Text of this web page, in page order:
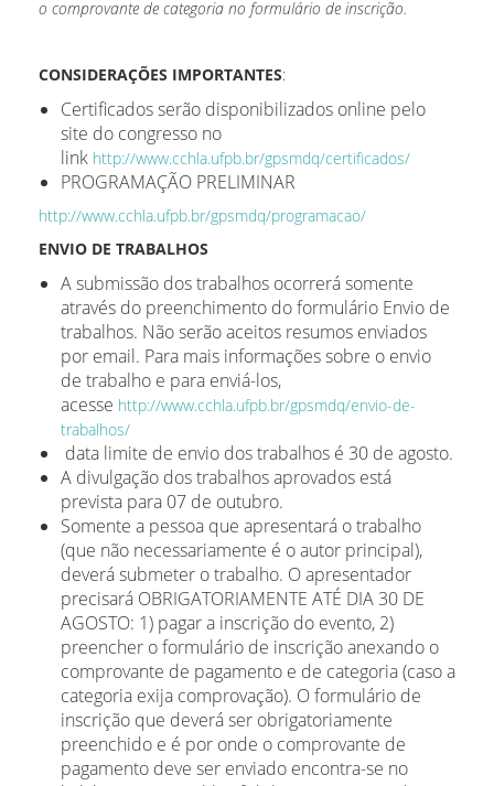
o comprovante de categoria no formulário de inscrição.
CONSIDERAÇÕES IMPORTANTES:
Certificados serão disponibilizados online pelo
site do congresso no
link http://www.cchla.ufpb.br/gpsmdq/certificados/
PROGRAMAÇÃO PRELIMINAR
http://www.cchla.ufpb.br/gpsmdq/programacao/
ENVIO DE TRABALHOS
A submissão dos trabalhos ocorrerá somente
através do preenchimento do formulário Envio de
trabalhos. Não serão aceitos resumos enviados
por email. Para mais informações sobre o envio
de trabalho e para enviá-los,
acesse http://www.cchla.ufpb.br/gpsmdq/envio-de-
trabalhos/
data limite de envio dos trabalhos é 30 de agosto.
A divulgação dos trabalhos aprovados está
prevista para 07 de outubro.
Somente a pessoa que apresentará o trabalho
(que não necessariamente é o autor principal),
deverá submeter o trabalho. O apresentador
precisará OBRIGATORIAMENTE ATÉ DIA 30 DE
AGOSTO: 1) pagar a inscrição do evento, 2)
preencher o formulário de inscrição anexando o
comprovante de pagamento e de categoria (caso a
categoria exija comprovação). O formulário de
inscrição que deverá ser obrigatoriamente
preenchido e é por onde o comprovante de
pagamento deve ser enviado encontra-se no